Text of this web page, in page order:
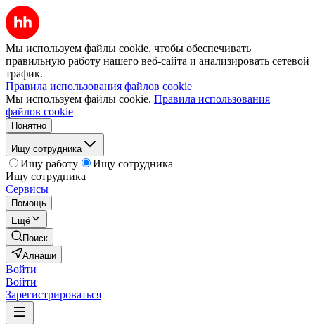
Мы используем файлы cookie, чтобы обеспечивать
правильную работу нашего веб-сайта и анализировать сетевой
трафик.
Правила использования файлов cookie
Мы используем файлы cookie. Правила использования
файлов cookie
Понятно
Ищу сотрудника
Ищу работу
Ищу сотрудника
Ищу сотрудника
Сервисы
Помощь
Ещё
Поиск
Алнаши
Войти
Войти
Зарегистрироваться